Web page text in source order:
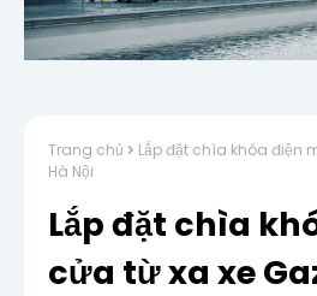
Trang chủ
Lắp đặt chìa khóa điện
Hà Nội
Lắp đặt chìa
cửa từ xa xe